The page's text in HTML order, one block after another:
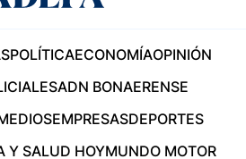
POLÍTICAECONOMÍAOPINIÓN
ADN BONAERENSE
EMPRESASDEPORTES
Y SALUD HOYMUNDO MOTOR